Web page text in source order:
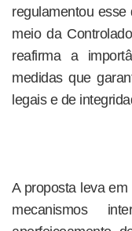
regulamentou
meio da
reafirma a
medidas que
legais e de
A proposta leva
mecanismos